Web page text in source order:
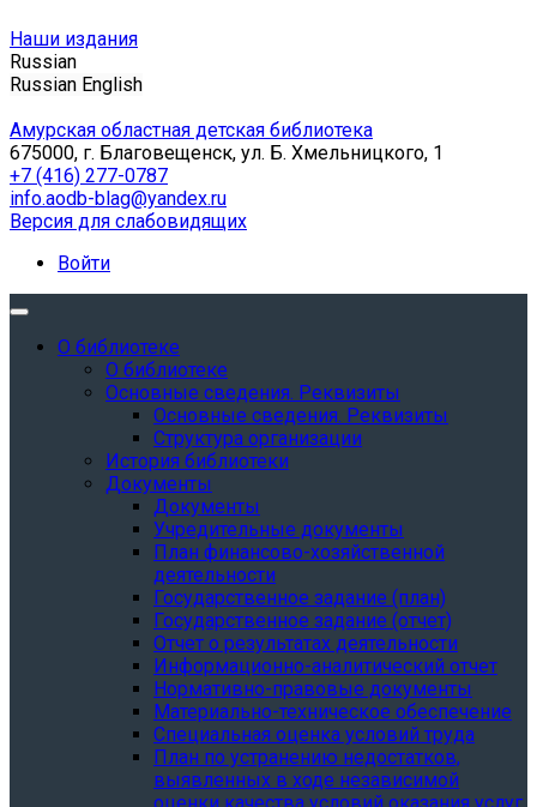
Наши издания
Russian
Russian English
Амурская областная детская библиотека
675000, г. Благовещенск, ул. Б. Хмельницкого, 1
+7 (416) 277-0787
info.aodb-blag@yandex.ru
Версия для слабовидящих
Войти
О библиотеке
О библиотеке
Основные сведения. Реквизиты
Основные сведения. Реквизиты
Структура организации
История библиотеки
Документы
Документы
Учредительные документы
План финансово-хозяйственной
деятельности
Государственное задание (план)
Государственное задание (отчет)
Отчет о результатах деятельности
Информационно-аналитический отчет
Нормативно-правовые документы
Материально-техническое обеспечение
Специальная оценка условий труда
План по устранению недостатков,
выявленных в ходе независимой